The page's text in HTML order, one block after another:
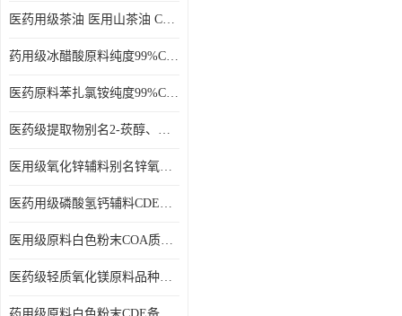
医药用级茶油 医用山茶油 COA质检 价格优 原料药
药用级冰醋酸原料纯度99%CDE备案COA质检
医药原料苯扎氯铵纯度99%CDE备案500g/瓶
医药级提取物别名2-莰醇、龙脑1kg/袋
医用级氧化锌辅料别名锌氧粉CDE备案cas1314-13-2
医药用级磷酸氢钙辅料CDE备案CAS7757-93-9
医用级原料白色粉末COA质检同行CAS113-92-8
医药级轻质氧化镁原料品种多 有 质量好GMP认证 CDE备案